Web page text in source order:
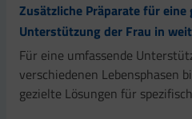
Zusätzliche Präparate für eine
Unterstützung der Frau in
Für eine umfassende
verschiedenen Lebensphasen
gezielte Lösungen für